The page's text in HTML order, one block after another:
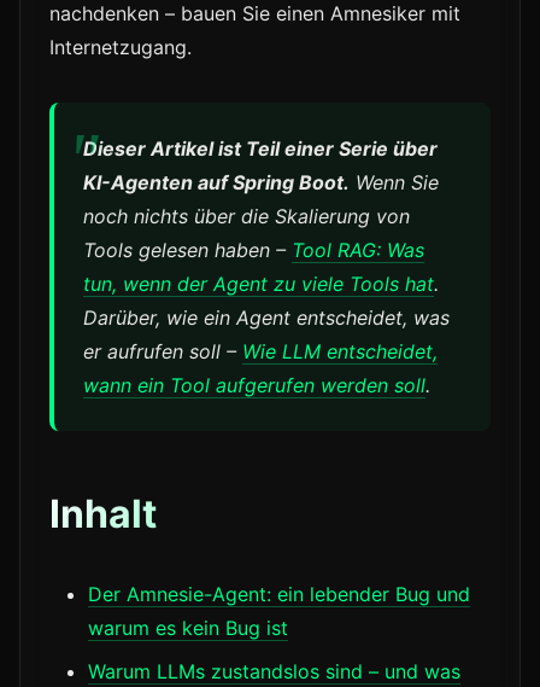
nachdenken – bauen Sie einen Amnesiker mit
Internetzugang.
Dieser Artikel ist Teil einer Serie über
KI-Agenten auf Spring Boot. Wenn Sie
noch nichts über die Skalierung von
Tools gelesen haben – Tool RAG: Was
tun, wenn der Agent zu viele Tools hat.
Darüber, wie ein Agent entscheidet, was
er aufrufen soll – Wie LLM entscheidet,
wann ein Tool aufgerufen werden soll.
Inhalt
Der Amnesie-Agent: ein lebender Bug und
warum es kein Bug ist
Warum LLMs zustandslos sind – und was